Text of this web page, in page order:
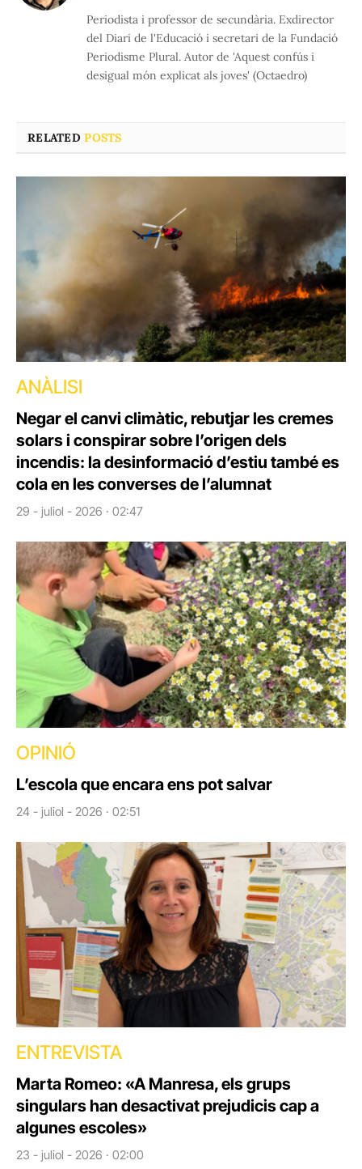
Periodista i professor de secundària. Exdirector
del Diari de l'Educació i secretari de la Fundació
Periodisme Plural. Autor de 'Aquest confús i
desigual món explicat als joves' (Octaedro)
RELATEDPOSTS
ANÀLISI
Negar el canvi climàtic, rebutjar les cremes
solars i conspirar sobre l’origen dels
incendis: la desinformació d’estiu també es
cola en les converses de l’alumnat
29 - juliol - 2026 · 02:47
OPINIÓ
L’escola que encara ens pot salvar
24 - juliol - 2026 · 02:51
ENTREVISTA
Marta Romeo: «A Manresa, els grups
singulars han desactivat prejudicis cap a
algunes escoles»
23 - juliol - 2026 · 02:00